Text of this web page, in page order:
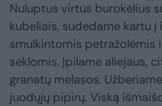
Nuluptus virtus burokėlius
kubeliais, sudedame kartu į
smulkintomis petražolėmis
sėklomis. Įpilame aliejaus,
granatų melasos.
juodųjų pipirų. Viską